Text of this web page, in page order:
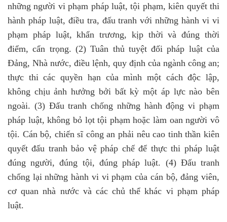
những người vi phạm pháp luật, tội phạm, kiên quyết thi
hành pháp luật, điều tra, đấu tranh với những hành vi vi
phạm pháp luật, khẩn trương, kịp thời và đúng thời
điểm, cẩn trọng. (2) Tuân thủ tuyệt đối pháp luật của
Đảng, Nhà nước, điều lệnh, quy định của ngành công an;
thực thi các quyền hạn của mình một cách độc lập,
không chịu ảnh hưởng bởi bất kỳ một áp lực nào bên
ngoài. (3) Đấu tranh chống những hành động vi phạm
pháp luật, không bỏ lọt tội phạm hoặc làm oan người vô
tội. Cán bộ, chiến sĩ công an phải nêu cao tinh thần kiên
quyết đấu tranh bảo vệ pháp chế để thực thi pháp luật
đúng người, đúng tội, đúng pháp luật. (4) Đấu tranh
chống lại những hành vi vi phạm của cán bộ, đảng viên,
cơ quan nhà nước và các chủ thể khác vi phạm pháp
luật.